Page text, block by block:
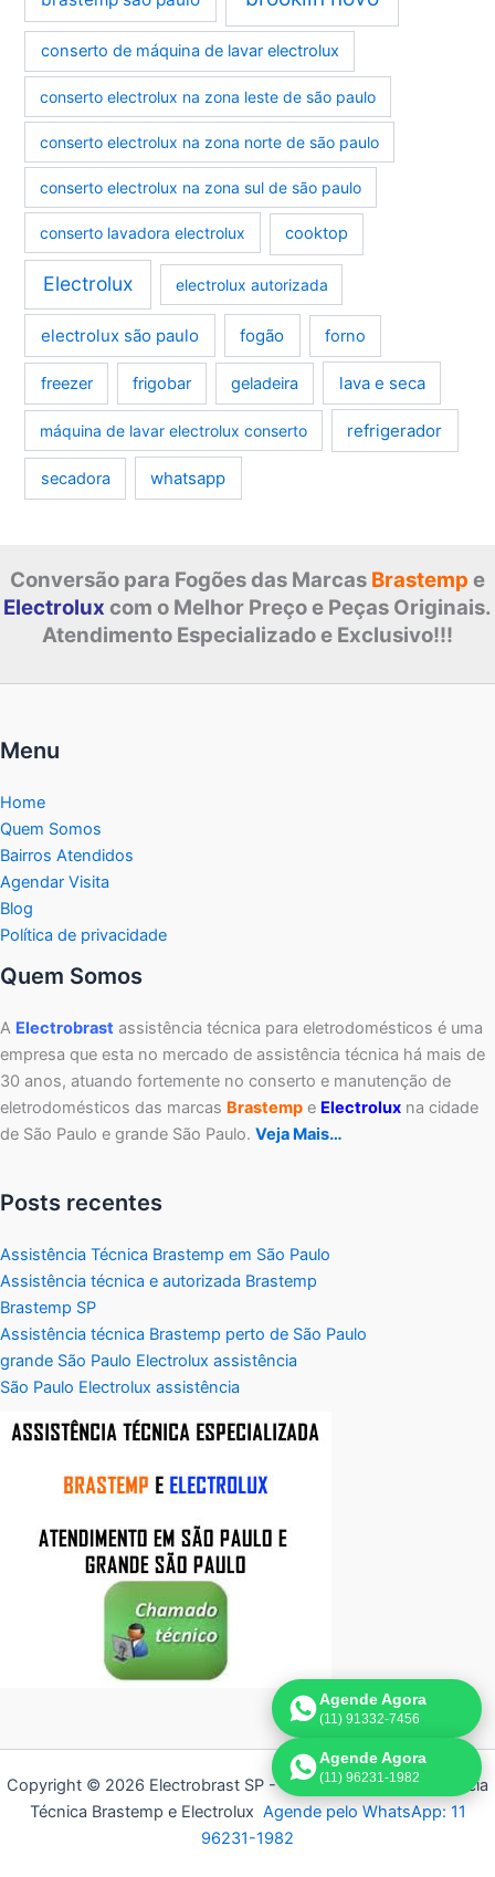
conserto de máquina de lavar electrolux
conserto electrolux na zona leste de são paulo
conserto electrolux na zona norte de são paulo
conserto electrolux na zona sul de são paulo
conserto lavadora electrolux cooktop
Electrolux electrolux autorizada
electrolux são paulo fogão forno
freezer frigobar geladeira lava e seca
máquina de lavar electrolux conserto refrigerador
secadora whatsapp
Conversão para Fogões das Marcas Brastemp e
Electrolux com o Melhor Preço e Peças Originais.
Atendimento Especializado e Exclusivo!!!
Menu
Home
Quem Somos
Bairros Atendidos
Agendar Visita
Blog
Política de privacidade
Quem Somos
A Electrobrast assistência técnica para eletrodomésticos é uma
empresa que esta no mercado de assistência técnica há mais de
30 anos, atuando fortemente no conserto e manutenção de
eletrodomésticos das marcas Brastemp e Electrolux na cidade
de São Paulo e grande São Paulo. Veja Mais…
Posts recentes
Assistência Técnica Brastemp em São Paulo
Assistência técnica e autorizada Brastemp
Brastemp SP
Assistência técnica Brastemp perto de São Paulo
grande São Paulo Electrolux assistência
São Paulo Electrolux assistência
Copyright © 2026 Electrobrast SP - 11 3836-9554 | Assistência
Técnica Brastemp e Electrolux Agende pelo WhatsApp: 11
96231-1982
Agende Agora
(11) 91332-7456
Agende Agora
(11) 96231-1982